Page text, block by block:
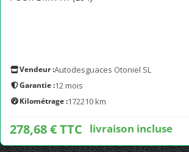
Vendeur :Autodesguaces Otoniel SL
Garantie :12 mois
Kilométrage :172210 km
278,68 € TTC livraison incluse